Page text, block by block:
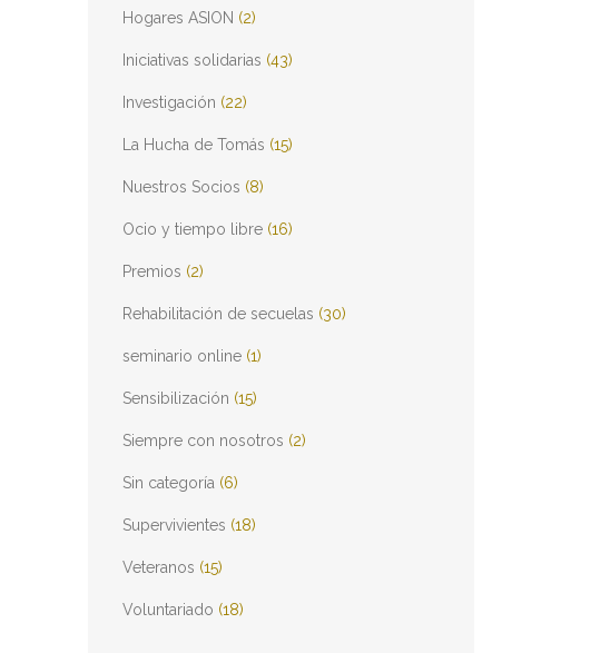
Hogares ASION (2)
Iniciativas solidarias (43)
Investigación (22)
La Hucha de Tomás (15)
Nuestros Socios (8)
Ocio y tiempo libre (16)
Premios (2)
Rehabilitación de secuelas (30)
seminario online (1)
Sensibilización (15)
Siempre con nosotros (2)
Sin categoría (6)
Supervivientes (18)
Veteranos (15)
Voluntariado (18)